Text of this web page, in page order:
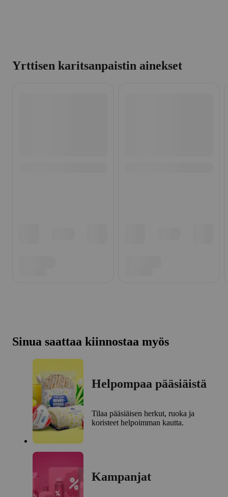
Yrttisen karitsanpaistin ainekset
Sinua saattaa kiinnostaa myös
Helpompaa pääsiäistä
Tilaa pääsiäisen herkut, ruoka ja
koristeet helpoimman kautta.
Kampanjat